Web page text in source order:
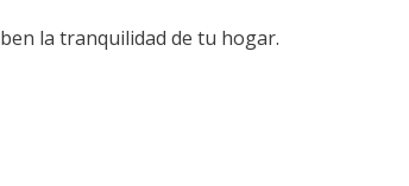
la tranquilidad de tu hogar.